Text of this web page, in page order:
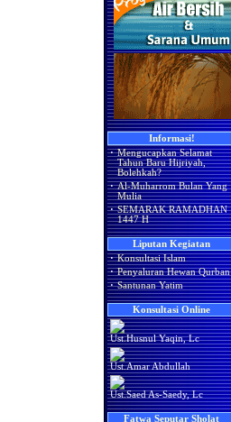
Informasi!
· Mengucapkan Selamat
Tahun Baru Hijriyah,
Bolehkah?
· Al-Muharrom Bulan Yang
Mulia
· SEMARAK RAMADHAN
1447 H
Liputan Kegiatan
· Konsultasi Islam
· Penyaluran Hewan Qurban
· Santunan Yatim
Konsultasi Online
Ust.Husnul Yaqin, Lc
Ust.Amar Abdullah
Ust.Saed As-Saedy, Lc
Fatwa Seputar Sholat